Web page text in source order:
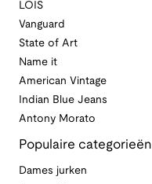
LOIS
Vanguard
State of Art
Name it
American Vintage
Indian Blue Jeans
Antony Morato
Populaire categorieën
Dames jurken